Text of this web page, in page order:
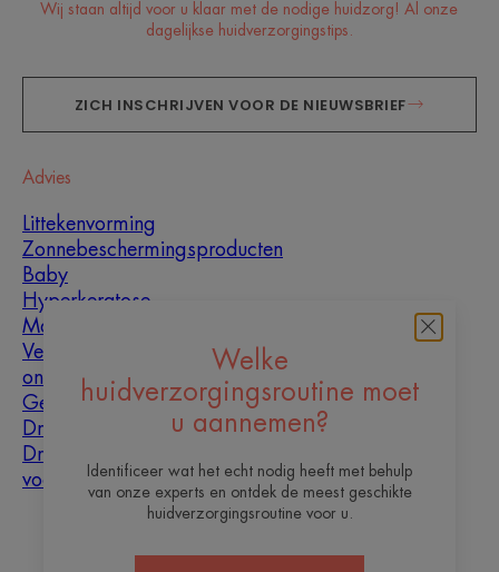
Welke
huidverzorgingsroutine moet
u aannemen?
Identificeer wat het echt nodig heeft met behulp
van onze experts en ontdek de meest geschikte
huidverzorgingsroutine voor u.
Wij staan altijd voor u klaar met de nodige huidzorg! Al onze
dagelijkse huidverzorgingstips.
ZICH INSCHRIJVEN VOOR DE NIEUWSBRIEF
Advies
Littekenvorming
Zonnebeschermingsproducten
Baby
Hyperkeratose
Mannen
Vette huid met
oneffenheden
Gemengde huid
Droge huid
Droogheid en
vochtarme huid